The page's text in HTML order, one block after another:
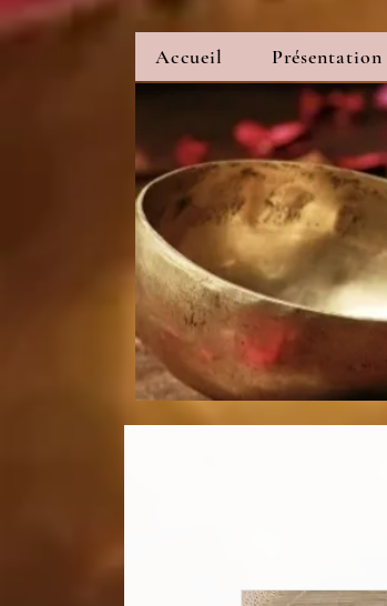
Accueil Présentation